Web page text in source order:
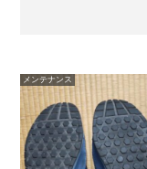
メンテナンス